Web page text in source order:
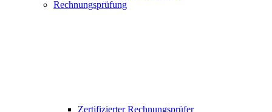
Rechnungsprüfung
Zertifizierter Rechnungsprüfer